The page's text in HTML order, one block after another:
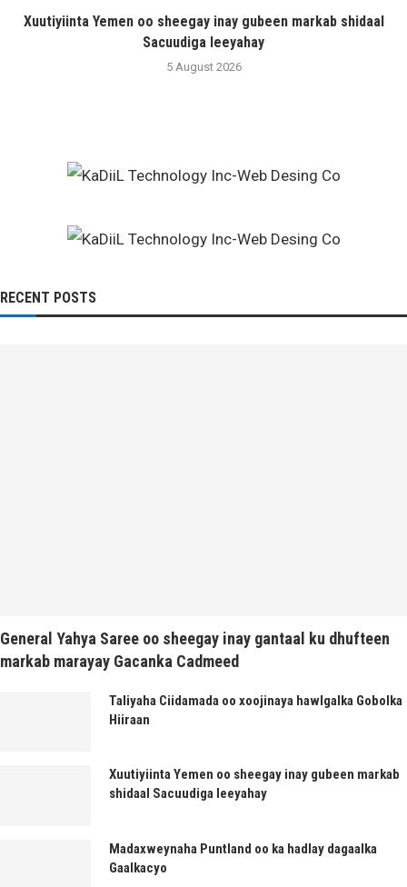
Xuutiyiinta Yemen oo sheegay inay gubeen markab shidaal
Sacuudiga leeyahay
5 August 2026
RECENT POSTS
General Yahya Saree oo sheegay inay gantaal ku dhufteen
markab marayay Gacanka Cadmeed
Taliyaha Ciidamada oo xoojinaya hawlgalka Gobolka
Hiiraan
Xuutiyiinta Yemen oo sheegay inay gubeen markab
shidaal Sacuudiga leeyahay
Madaxweynaha Puntland oo ka hadlay dagaalka
Gaalkacyo